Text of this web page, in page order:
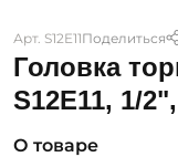
Арт. S12E11Поделиться
Головка
S12E11, 1/
О товаре